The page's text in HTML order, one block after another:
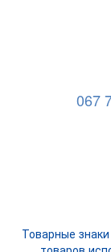
067
Товарные